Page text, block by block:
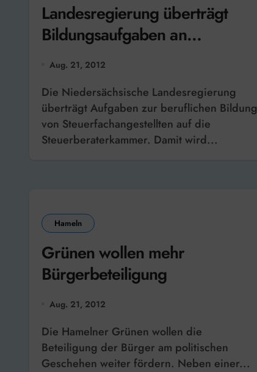
Landesregierung überträgt
Bildungsaufgaben an
Steuerberaterkammer
Aug. 21, 2012
Die Niedersächsische Landesregierung
überträgt Aufgaben zur beruflichen Bildung
von Steuerfachangestellten auf die
Steuerberaterkammer. Damit wird...
Hameln
Grünen wollen mehr
Bürgerbeteiligung
Aug. 21, 2012
Die Hamelner Grünen wollen die
Beteiligung der Bürger am politischen
Geschehen weiter fördern. Neben einer...